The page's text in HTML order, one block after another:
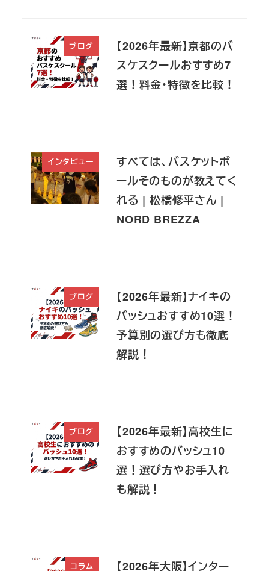
ブログ
【2026年最新】京都のバ
スケスクールおすすめ7
選！料金・特徴を比較！
インタビュー
すべては、バスケットボ
ールそのものが教えてく
れる | 松橋修平さん |
NORD BREZZA
ブログ
【2026年最新】ナイキの
バッシュおすすめ10選！
予算別の選び方も徹底
解説！
ブログ
【2026年最新】高校生に
おすすめのバッシュ10
選！選び方やお手入れ
も解説！
コラム
【2026年大阪】インター